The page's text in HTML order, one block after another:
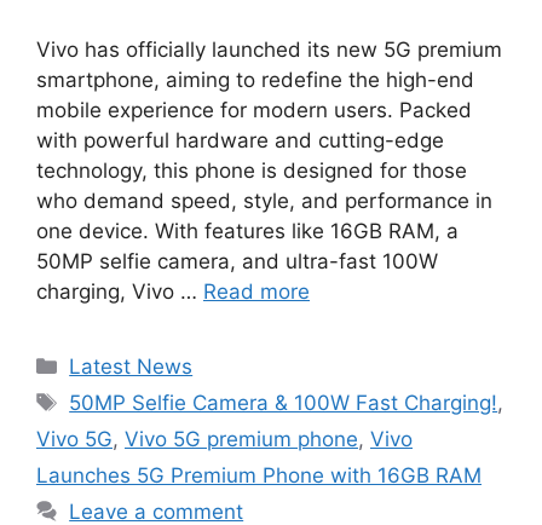
Vivo has officially launched its new 5G premium
smartphone, aiming to redefine the high-end
mobile experience for modern users. Packed
with powerful hardware and cutting-edge
technology, this phone is designed for those
who demand speed, style, and performance in
one device. With features like 16GB RAM, a
50MP selfie camera, and ultra-fast 100W
charging, Vivo … Read more
Categories
Latest News
Tags
50MP Selfie Camera & 100W Fast Charging!,
Vivo 5G, Vivo 5G premium phone, Vivo
Launches 5G Premium Phone with 16GB RAM
Leave a comment